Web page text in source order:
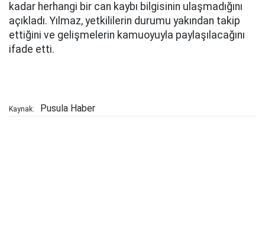
kadar herhangi bir can kaybı bilgisinin ulaşmadığını
açıkladı. Yılmaz, yetkililerin durumu yakından takip
ettiğini ve gelişmelerin kamuoyuyla paylaşılacağını
ifade etti.
Kaynak: Pusula Haber